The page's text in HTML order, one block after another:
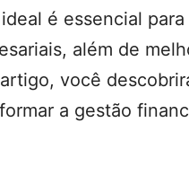
é essencial
além de
você
a gestão